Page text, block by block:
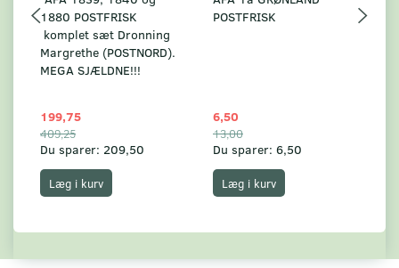
1880 POSTFRISK
komplet sæt Dronning
Margrethe (POSTNORD).
MEGA SJÆLDNE!!!
199,75
409,25
Du sparer: 209,50
Læg i kurv
POSTFRISK
6,50
13,00
Du sparer: 6,50
Læg i kurv